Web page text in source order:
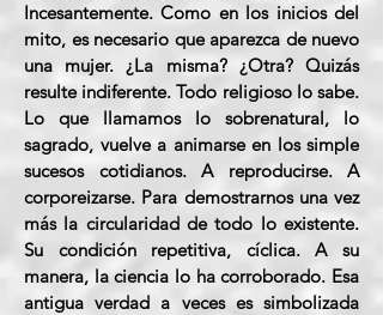
Incesantemente. Como en los inicios del
mito, es necesario que aparezca de nuevo
una mujer. ¿La misma? ¿Otra? Quizás
resulte indiferente. Todo religioso lo sabe.
Lo que llamamos lo sobrenatural, lo
sagrado, vuelve a animarse en los simple
sucesos cotidianos. A reproducirse. A
corporeizarse. Para demostrarnos una vez
más la circularidad de todo lo existente.
Su condición repetitiva, cíclica. A su
manera, la ciencia lo ha corroborado. Esa
antigua verdad a veces es simbolizada